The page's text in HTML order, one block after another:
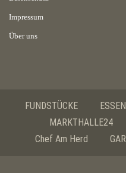
Impressum
Über uns
FUNDSTÜCKE ESSEN
MARKTHALLE24
Chef Am Herd